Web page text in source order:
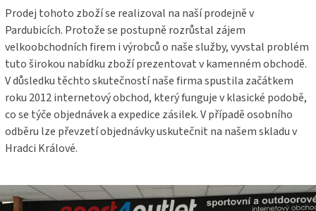
Prodej tohoto zboží se realizoval na naší prodejně v
Pardubicích. Protože se postupně rozrůstal zájem
velkoobchodních firem i výrobců o naše služby, vyvstal problém
tuto širokou nabídku zboží prezentovat v kamenném obchodě.
V důsledku těchto skutečností naše firma spustila začátkem
roku 2012 internetový obchod, který funguje v klasické podobě,
co se týče objednávek a expedice zásilek. V případě osobního
odběru lze převzetí objednávky uskutečnit na našem skladu v
Hradci Králové.